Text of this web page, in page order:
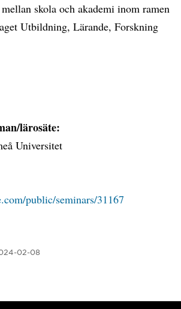
skola och akademi inom ramen
Utbildning, Lärande, Forskning
lärosäte:
Universitet
public/seminars/31167
02-08